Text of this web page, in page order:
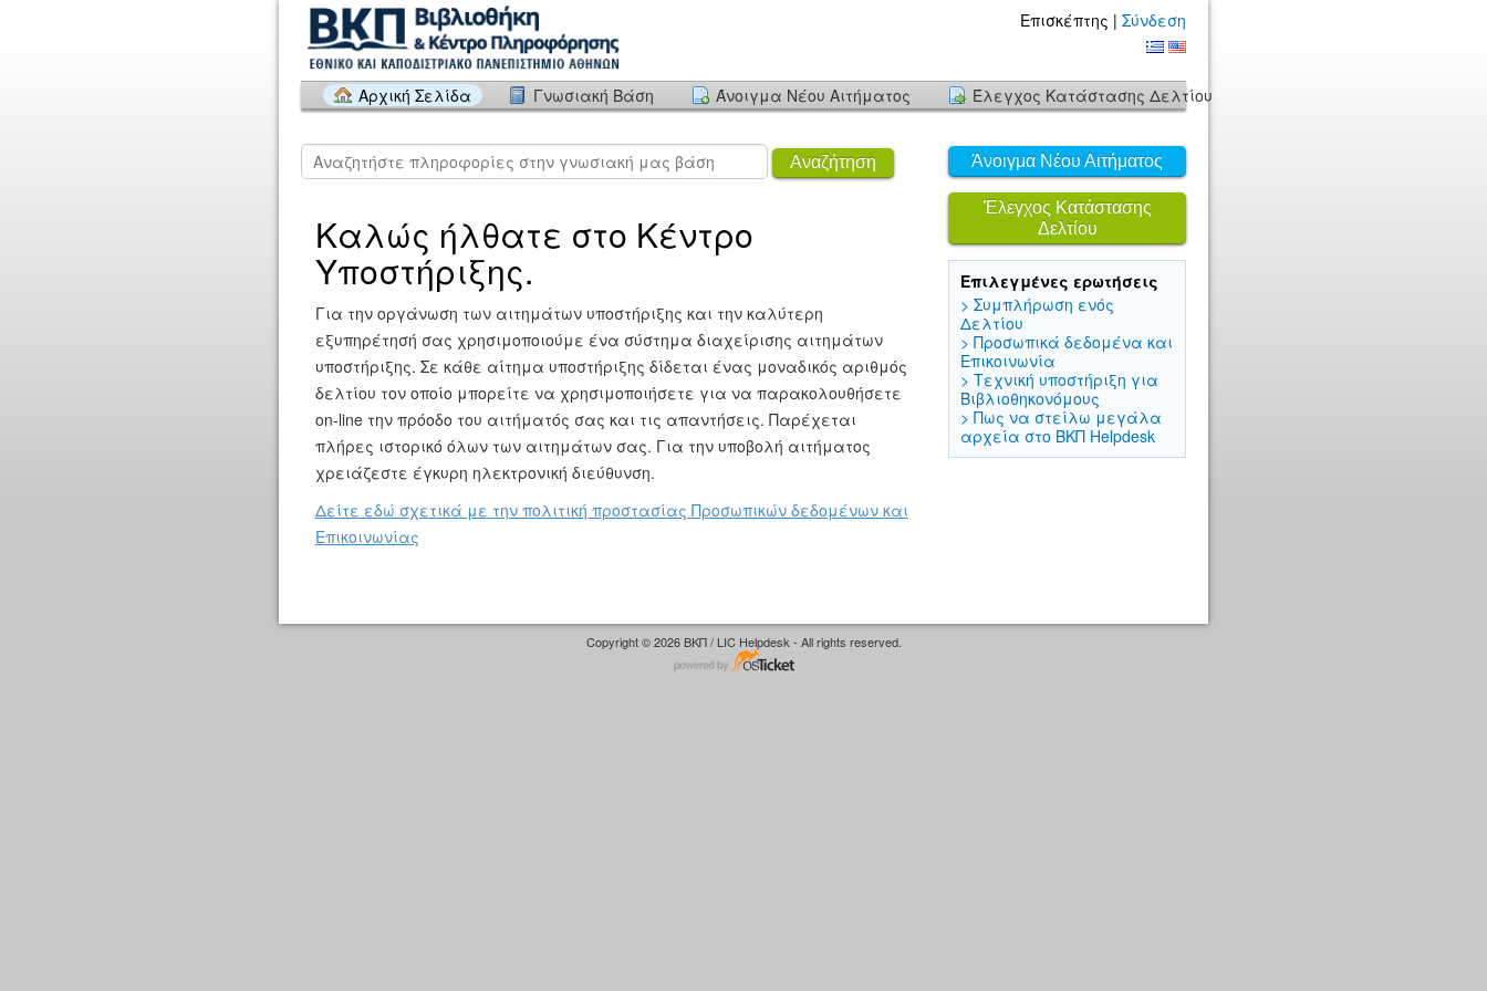
Επισκέπτης | Σύνδεση
Αρχική Σελίδα Γνωσιακή Βάση Άνοιγμα Νέου Αιτήματος Έλεγχος Κατάστασης Δελτίου
Άνοιγμα Νέου Αιτήματος
Έλεγχος Κατάστασης
Δελτίου
Επιλεγμένες ερωτήσεις
> Συμπλήρωση ενός
Δελτίου
> Προσωπικά δεδομένα και
Επικοινωνία
> Τεχνική υποστήριξη για
Βιβλιοθηκονόμους
> Πως να στείλω μεγάλα
αρχεία στο ΒΚΠ Helpdesk
Αναζήτηση
Καλώς ήλθατε στο Κέντρο
Υποστήριξης.
Για την οργάνωση των αιτημάτων υποστήριξης και την καλύτερη
εξυπηρέτησή σας χρησιμοποιούμε ένα σύστημα διαχείρισης αιτημάτων
υποστήριξης. Σε κάθε αίτημα υποστήριξης δίδεται ένας μοναδικός αριθμός
δελτίου τον οποίο μπορείτε να χρησιμοποιήσετε για να παρακολουθήσετε
on-line την πρόοδο του αιτήματός σας και τις απαντήσεις. Παρέχεται
πλήρες ιστορικό όλων των αιτημάτων σας. Για την υποβολή αιτήματος
χρειάζεστε έγκυρη ηλεκτρονική διεύθυνση.
Δείτε εδώ σχετικά με την πολιτική προστασίας Προσωπικών δεδομένων και
Επικοινωνίας
Copyright © 2026 ΒΚΠ / LIC Helpdesk - All rights reserved.